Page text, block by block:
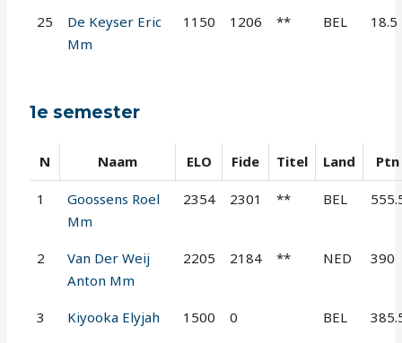
25
De Keyser Eric
Mm
1150 1206 ** BEL 18.5
1e semester
N Naam ELO Fide Titel Land Ptn
1
Goossens Roel
Mm
2354 2301 ** BEL
2
Van Der Weij
Anton Mm
2205 2184 ** NED 390
3 Kiyooka Elyjah 1500 0 BEL